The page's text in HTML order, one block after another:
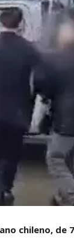
chileno, de